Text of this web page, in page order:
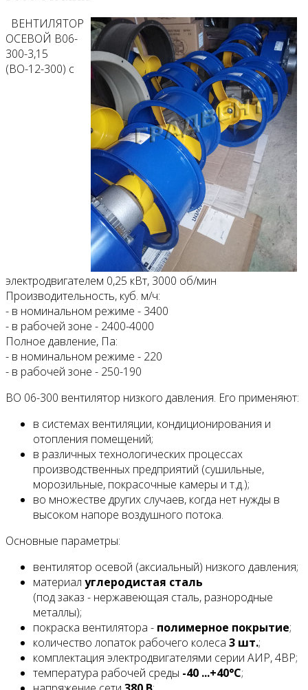
ВЕНТИЛЯТОР
ОСЕВОЙ В06-
300-3,15
(ВО-12-300) с
электродвигателем 0,25 кВт, 3000 об/мин
Производительность, куб. м/ч:
- в номинальном режиме - 3400
- в рабочей зоне - 2400-4000
Полное давление, Па:
- в номинальном режиме - 220
- в рабочей зоне - 250-190
ВО 06-300 вентилятор низкого давления. Его применяют:
в системах вентиляции, кондиционирования и
отопления помещений;
в различных технологических процессах
производственных предприятий (сушильные,
морозильные, покрасочные камеры и т.д.);
во множестве других случаев, когда нет нужды в
высоком напоре воздушного потока.
Основные параметры:
вентилятор осевой (аксиальный) низкого давления;
материал углеродистая сталь
(под заказ - нержавеющая сталь, разнородные
металлы);
покраска вентилятора - полимерное покрытие;
количество лопаток рабочего колеса 3 шт.;
комплектация электродвигателями серии АИР, 4ВР;
температура рабочей среды -40 ...+40°С;